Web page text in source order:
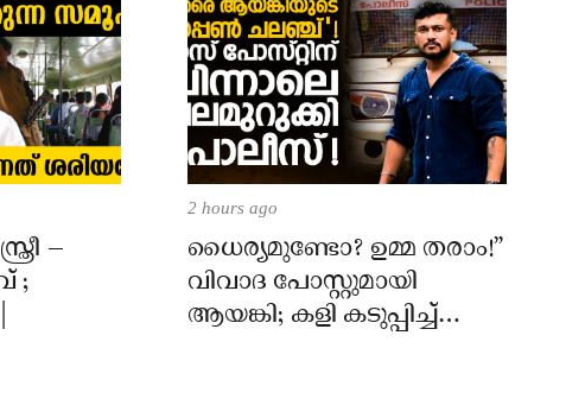
–
;
2 hours ago
ധൈര്യമുണ്ടോ? ഉമ്മ തരാം!”
വിവാദ പോസ്റ്റുമായി
ആയങ്കി; കളി കടുപ്പിച്ച്